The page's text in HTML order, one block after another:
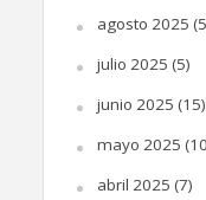
agosto 2025
julio 2025 (5)
junio 2025 (15)
mayo 2025
abril 2025 (7)